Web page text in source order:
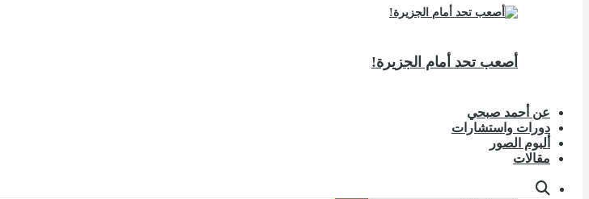
أصعب تحد أمام الجزيرة!
عن أحمد صبحي
دورات واستشارات
ألبوم الصور
مقالات